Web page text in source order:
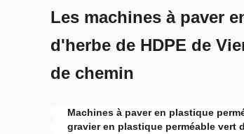
Les machines à paver
d'herbe de HDPE de
de chemin
Machines à paver en plastique
gravier en plastique perméable vert